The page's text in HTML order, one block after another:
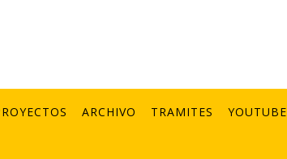
ARCHIVO TRAMITES YOUTUBE